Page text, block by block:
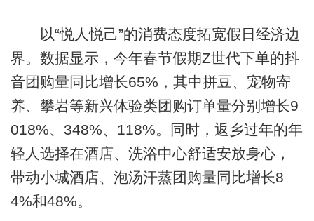
以“悦人悦己”的消费态度拓宽假日经济边
界。数据显示，今年春节假期Z世代下单的抖
音团购量同比增长65%，其中拼豆、宠物寄
养、攀岩等新兴体验类团购订单量分别增长9
018%、348%、118%。同时，返乡过年的年
轻人选择在酒店、洗浴中心舒适安放身心，
带动小城酒店、泡汤汗蒸团购量同比增长8
4%和48%。